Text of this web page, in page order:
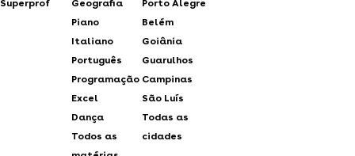
Superprof
Geografia
Piano
Italiano
Português
Programação
Excel
Dança
Todos as
Porto Alegre
Belém
Goiânia
Guarulhos
Campinas
São Luís
Todas as
cidades